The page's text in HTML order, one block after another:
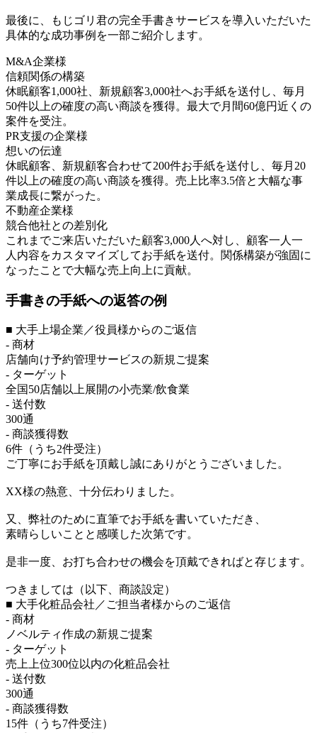
最後に、もじゴリ君の完全手書きサービスを導入いただいた
具体的な成功事例を一部ご紹介します。
M&A企業様
信頼関係の構築
休眠顧客1,000社、新規顧客3,000社へお手紙を送付し、毎月
50件以上の確度の高い商談を獲得。最大で月間60億円近くの
案件を受注。
PR支援の企業様
想いの伝達
休眠顧客、新規顧客合わせて200件お手紙を送付し、毎月20
件以上の確度の高い商談を獲得。売上比率3.5倍と大幅な事
業成長に繋がった。
不動産企業様
競合他社との差別化
これまでご来店いただいた顧客3,000人へ対し、顧客一人一
人内容をカスタマイズしてお手紙を送付。関係構築が強固に
なったことで大幅な売上向上に貢献。
手書きの手紙への返答の例
■ 大手上場企業／役員様からのご返信
- 商材
店舗向け予約管理サービスの新規ご提案
- ターゲット
全国50店舗以上展開の小売業/飲食業
- 送付数
300通
- 商談獲得数
6件（うち2件受注）
ご丁寧にお手紙を頂戴し誠にありがとうございました。
XX様の熱意、十分伝わりました。
又、弊社のために直筆でお手紙を書いていただき、
素晴らしいことと感嘆した次第です。
是非一度、お打ち合わせの機会を頂戴できればと存じます。
つきましては（以下、商談設定）
■ 大手化粧品会社／ご担当者様からのご返信
- 商材
ノベルティ作成の新規ご提案
- ターゲット
売上上位300位以内の化粧品会社
- 送付数
300通
- 商談獲得数
15件（うち7件受注）